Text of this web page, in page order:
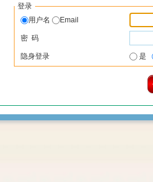
登录
用户名
Email
密 码
隐身登录 是